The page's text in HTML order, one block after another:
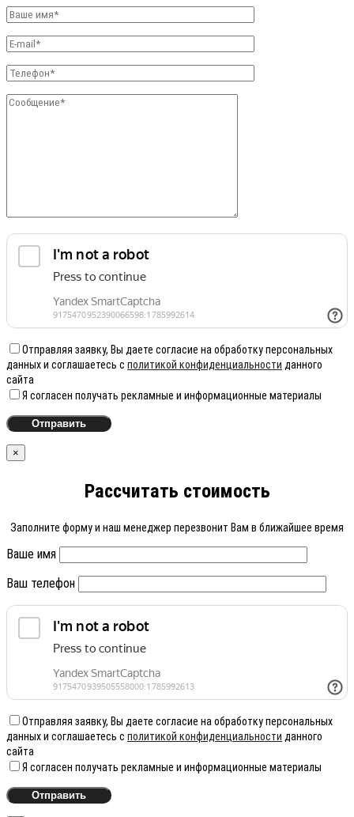
Отправляя заявку, Вы даете согласие на обработку персональных
данных и соглашаетесь с политикой конфиденциальности данного
сайта
Я согласен получать рекламные и информационные материалы
×
Рассчитать стоимость
Заполните форму и наш менеджер перезвонит Вам в ближайшее время
Ваше имя
Ваш телефон
Отправляя заявку, Вы даете согласие на обработку персональных
данных и соглашаетесь с политикой конфиденциальности данного
сайта
Я согласен получать рекламные и информационные материалы